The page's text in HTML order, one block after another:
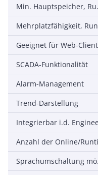
Min.
Geeignet für Web-
SCADA-Funktionalität
Alarm-Management
Trend-Darstellung